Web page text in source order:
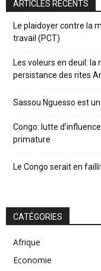
ARTICLES RÉCENTS
Le plaidoyer contre la
travail (PCT)
Les voleurs en deuil:
persistance des rites
Sassou Nguesso est
Congo: lutte
primature
Le Congo serait en
CATÉGORIES
Afrique
Economie